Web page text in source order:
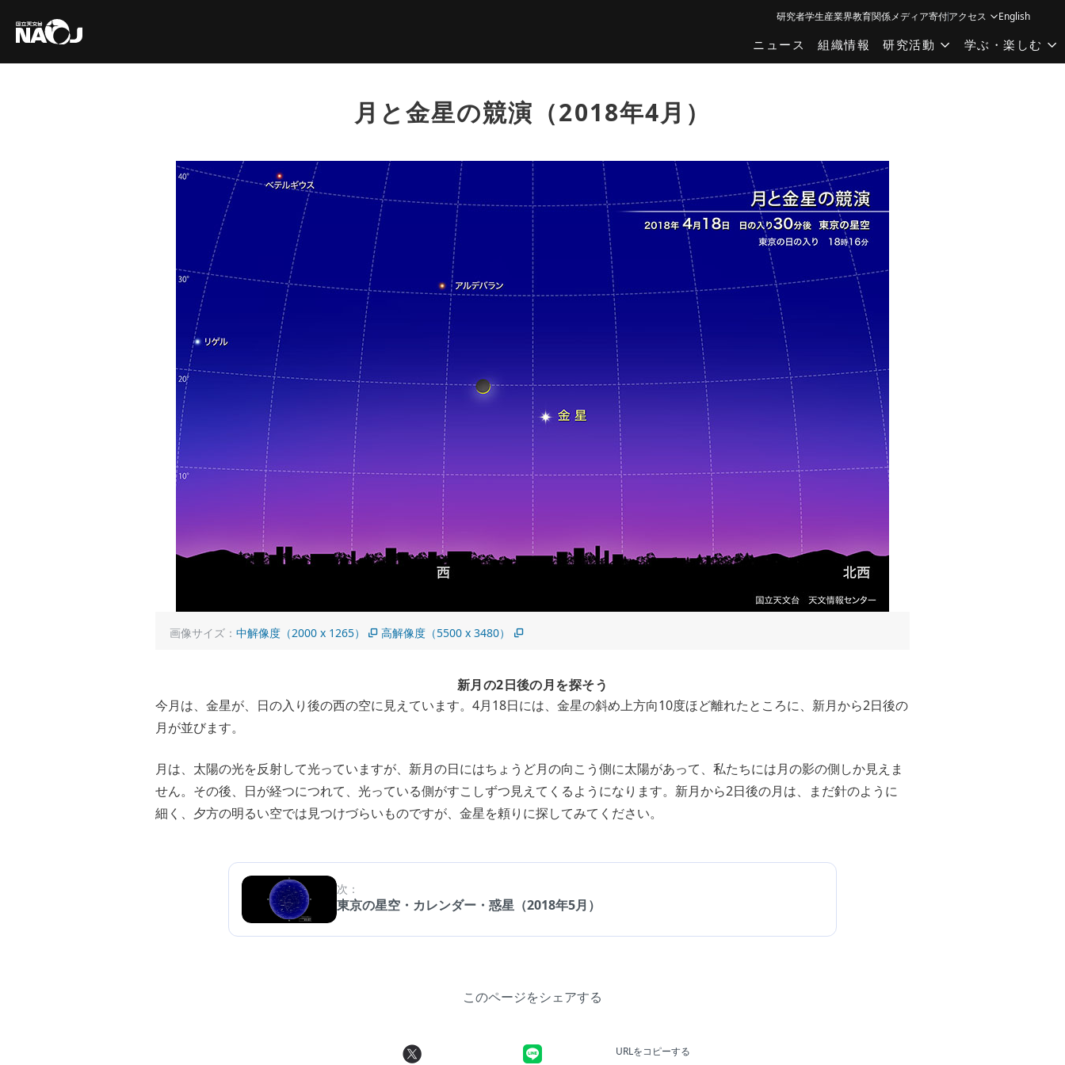
ニュース 組織情報 研究活動 学ぶ・楽しむ
研究者学生産業界教育関係メディア寄付アクセス English
月と金星の競演（2018年4月）
画像サイズ： 中解像度（2000 x 1265） 高解像度（5500 x 3480）
新月の2日後の月を探そう
今月は、金星が、日の入り後の西の空に見えています。4月18日には、金星の斜め上方向10度ほど離れたところに、新月から2日後の
月が並びます。
月は、太陽の光を反射して光っていますが、新月の日にはちょうど月の向こう側に太陽があって、私たちには月の影の側しか見えま
せん。その後、日が経つにつれて、光っている側がすこしずつ見えてくるようになります。新月から2日後の月は、まだ針のように
細く、夕方の明るい空では見つけづらいものですが、金星を頼りに探してみてください。
次：
東京の星空・カレンダー・惑星（2018年5月）
このページをシェアする
URLをコピーする